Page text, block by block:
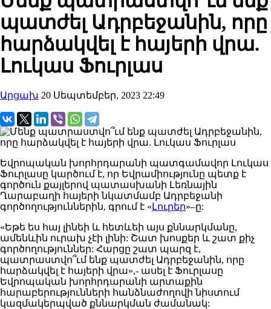
պատժել Ադրբեջանին, որը
հարձակվել է հայերի վրա.
Լուկաս Ֆուրլաս
Արցախ 20 Սեպտեմբեր, 2023 22:49
Եվրոպական խորհրդարանի պատգամավոր Լուկաս
Ֆուրլասը կարծում է, որ Եվրամիությունը պետք է
գործուն քայլերով պատասխանի Լեռնային
Ղարաբաղի հայերի նկատմամբ Ադրբեջանի
գործողություններին, գրում է «Լուրեր»–ը:
«Եթե ես հայ լինեի և հետևեի այս քննարկմանը,
ամենևին ուրախ չէի լինի: Շատ խոսքեր և շատ քիչ
գործողություններ: Հարցը շատ պարզ է,
պատրաստվո՞ւմ ենք պատժել Ադրբեջանին, որը
հարձակվել է հայերի վրա»,- ասել է Ֆուրլասը
Եվրոպական խորհրդարանի արտաքին
հարաբերությունների հանձնաժողովի նիստում
կազմակերպված քննարկման ժամանակ: